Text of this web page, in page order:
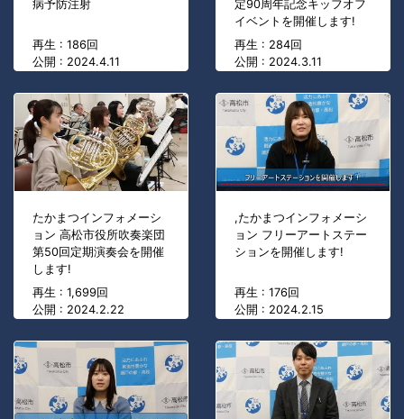
病予防注射
再生 : 186回
公開 : 2024.4.11
定90周年記念キッフオフ
イベントを開催します!
再生 : 284回
公開 : 2024.3.11
たかまつインフォメーシ
ョン 高松市役所吹奏楽団
第50回定期演奏会を開催
します!
再生 : 1,699回
公開 : 2024.2.22
,たかまつインフォメーシ
ョン フリーアートステー
ションを開催します!
再生 : 176回
公開 : 2024.2.15